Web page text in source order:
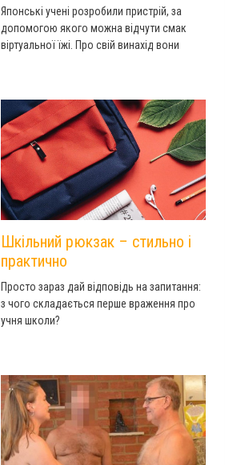
Японські учені розробили пристрій, за
допомогою якого можна відчути смак
віртуальної їжі. Про свій винахід вони
Шкільний рюкзак – стильно і
практично
Просто зараз дай відповідь на запитання:
з чого складається перше враження про
учня школи?